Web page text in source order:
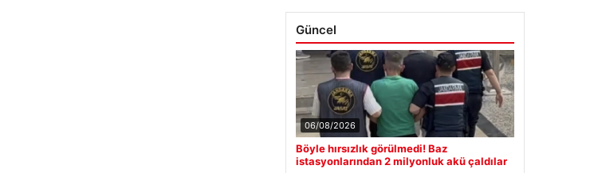
Güncel
06/08/2026
Böyle hırsızlık görülmedi! Baz
istasyonlarından 2 milyonluk akü çaldılar